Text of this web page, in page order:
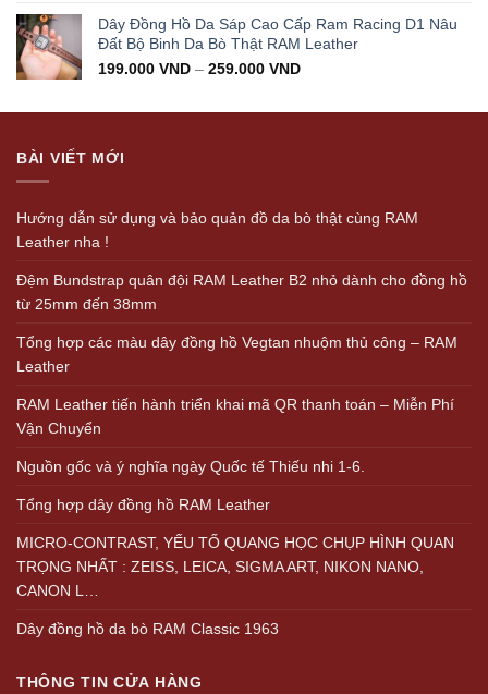
Dây Đồng Hồ Da Sáp Cao Cấp Ram Racing D1 Nâu
Đất Bộ Binh Da Bò Thật RAM Leather
199.000 VND – 259.000 VND
BÀI VIẾT MỚI
Hướng dẫn sử dụng và bảo quản đồ da bò thật cùng RAM
Leather nha !
Đệm Bundstrap quân đội RAM Leather B2 nhỏ dành cho đồng hồ
từ 25mm đến 38mm
Tổng hợp các màu dây đồng hồ Vegtan nhuộm thủ công – RAM
Leather
RAM Leather tiến hành triển khai mã QR thanh toán – Miễn Phí
Vận Chuyển
Nguồn gốc và ý nghĩa ngày Quốc tế Thiếu nhi 1-6.
Tổng hợp dây đồng hồ RAM Leather
MICRO-CONTRAST, YẾU TỐ QUANG HỌC CHỤP HÌNH QUAN
TRỌNG NHẤT : ZEISS, LEICA, SIGMA ART, NIKON NANO,
CANON L…
Dây đồng hồ da bò RAM Classic 1963
THÔNG TIN CỬA HÀNG